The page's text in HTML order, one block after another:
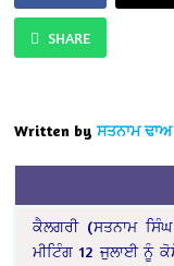
SHARE
Written by ਸਤਨਾਮ ਢਾਅ
ਕੈਲਗਰੀ (ਸਤਨਾਮ
ਮੀਟਿੰਗ 12 ਜੁਲਾਈ ਨੂੰ